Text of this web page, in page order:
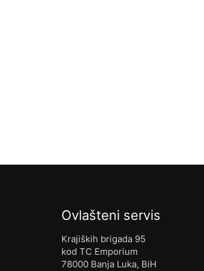
Ovlašteni servis
Krajiških brigada 95
kod TC Emporium
78000 Banja Luka, BiH